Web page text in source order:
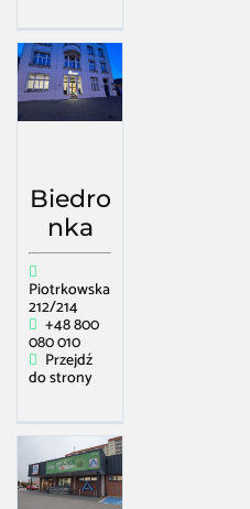
Biedro
nka
Piotrkowska
212/214
+48 800
080 010
Przejdź
do strony